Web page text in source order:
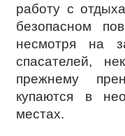
работу с
безопасном
несмотря на
спасателей,
прежнему
купаются в
местах.